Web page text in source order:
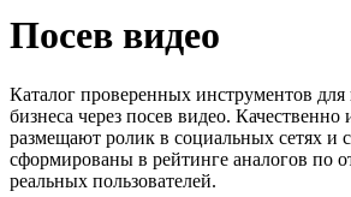
Посев видео
Каталог проверенных инструментов
бизнеса через посев видео. Качественно
размещают ролик в социальных сетях и
сформированы в рейтинге аналогов по
реальных пользователей.